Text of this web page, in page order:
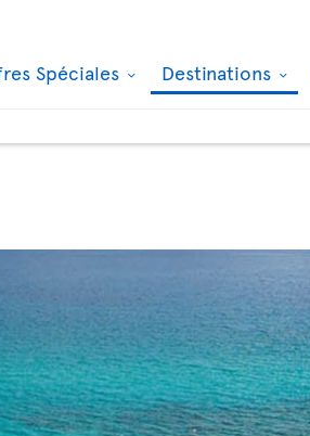
Spéciales Destinations